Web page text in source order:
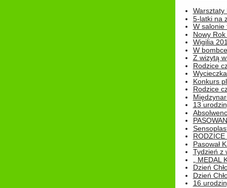
Warsztaty
5-latki na
W salonie
Nowy
Wigilia
W bombce
Z wizytą
Rodzice
Konkurs
Rodzice
13
Pasował
Tydzień z
„
Dzień
Dzień
16